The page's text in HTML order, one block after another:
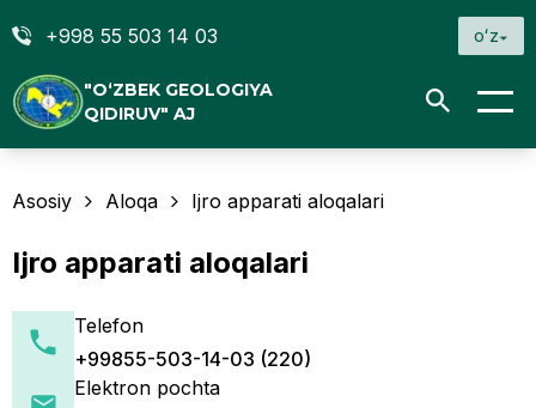
+998 55 503 14 03 oʻz
"O‘ZBEK GEOLOGIYA
QIDIRUV" AJ
Asosiy Aloqa Ijro apparati aloqalari
Ijro apparati aloqalari
Telefon
+99855-503-14-03 (220)
Elektron pochta